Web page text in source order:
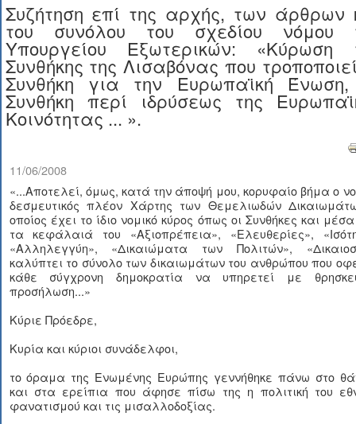
Συζήτηση επί της αρχής, των άρθρων
του συνόλου του σχεδίου νόμου
Υπουργείου Εξωτερικών: «Κύρωση
Συνθήκης της Λισαβόνας που
Συνθήκη για την Ευρωπαϊκή
Συνθήκη περί ιδρύσεως της
Κοινότητας ... ».
11/06/2008
«...Αποτελεί, όμως, κατά την άποψή μου, κορυφαίο βήμα ο
δεσμευτικός πλέον Χάρτης των Θεμελιωδών
οποίος έχει το ίδιο νομικό κύρος όπως οι Συνθήκες και
τα κεφάλαιά του «Αξιοπρέπεια», «Ελευθερίες»,
«Αλληλεγγύη», «Δικαιώματα των Πολιτών»,
καλύπτει το σύνολο των δικαιωμάτων του ανθρώπου που
κάθε σύγχρονη δημοκρατία να υπηρετεί με
προσήλωση...»
Κύριε Πρόεδρε,
Κυρία και κύριοι συνάδελφοι,
το όραμα της Ενωμένης Ευρώπης γεννήθηκε πάνω στο
και στα ερείπια που άφησε πίσω της η πολιτική του
φανατισμού και τις μισαλλοδοξίας.